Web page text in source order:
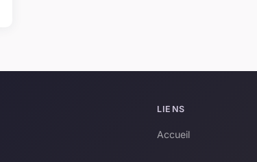
LIENS
Accueil